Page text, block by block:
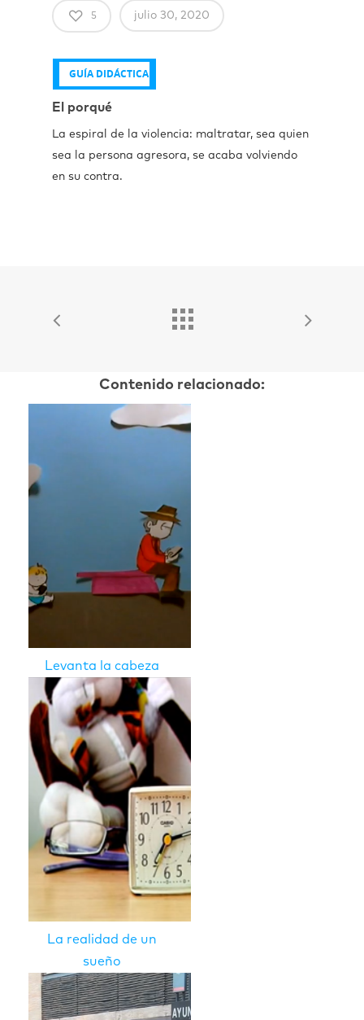
5 julio 30, 2020
GUÍA DIDÁCTICA
El porqué
La espiral de la violencia: maltratar, sea quien
sea la persona agresora, se acaba volviendo
en su contra.
Contenido relacionado:
Levanta la cabeza
La realidad de un
sueño